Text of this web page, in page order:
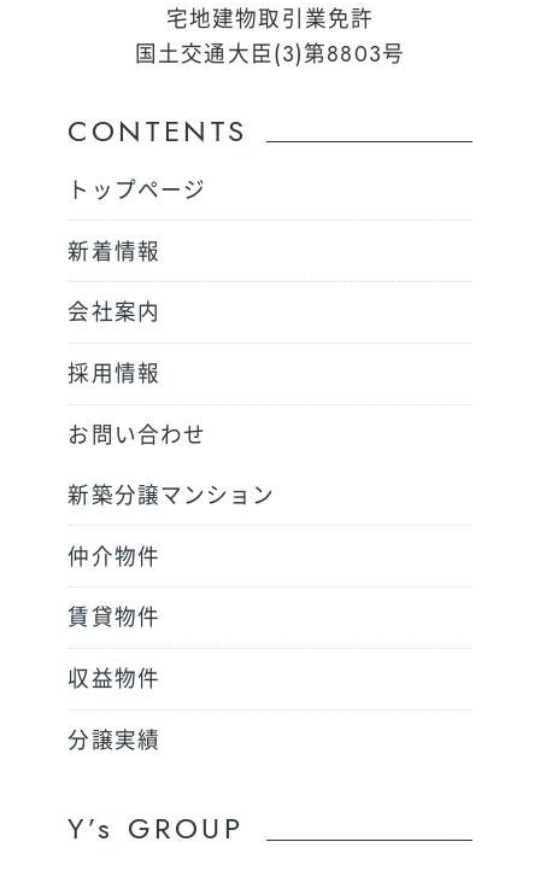
宅地建物取引業免許
国土交通大臣(3)第8803号
CONTENTS
トップページ
新着情報
会社案内
採用情報
お問い合わせ
新築分譲マンション
仲介物件
賃貸物件
収益物件
分譲実績
Y’s GROUP